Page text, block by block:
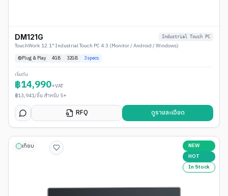
DM121G Industrial Touch PC
TouchWork 12.1" Industrial Touch PC 4:3 (Monitor / Android / Windows)
Plug & Play 4GB 32GB 3specs
เริ่มต้น
฿14,990+VAT
฿13,941/ชิ้น สำหรับ 5+
RFQ ดูรายละเอียด
เทียบ
NEW
HOT
In Stock